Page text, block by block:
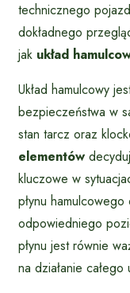
technicznego
dokładnego
jak układ
Układ hamulcowy
bezpieczeństwa w
stan tarcz oraz
elementów
kluczowe w
płynu
odpowiedniego
płynu jest równie
na działanie całego